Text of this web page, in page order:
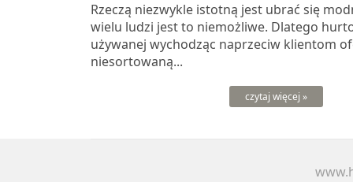
Rzeczą niezwykle istotną jest ubrać się
wielu ludzi jest to niemożliwe. Dlatego
używanej wychodząc naprzeciw klientom
niesortowaną...
czytaj więcej »